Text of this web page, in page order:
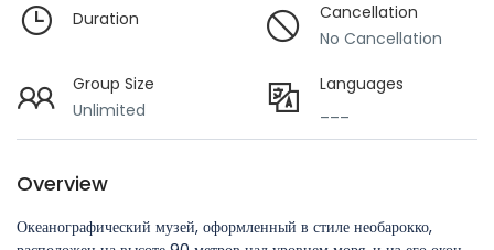
Duration
Cancellation
No Cancellation
Group Size
Unlimited
Languages
Overview
Океанографический музей, оформленный в стиле необарокко,